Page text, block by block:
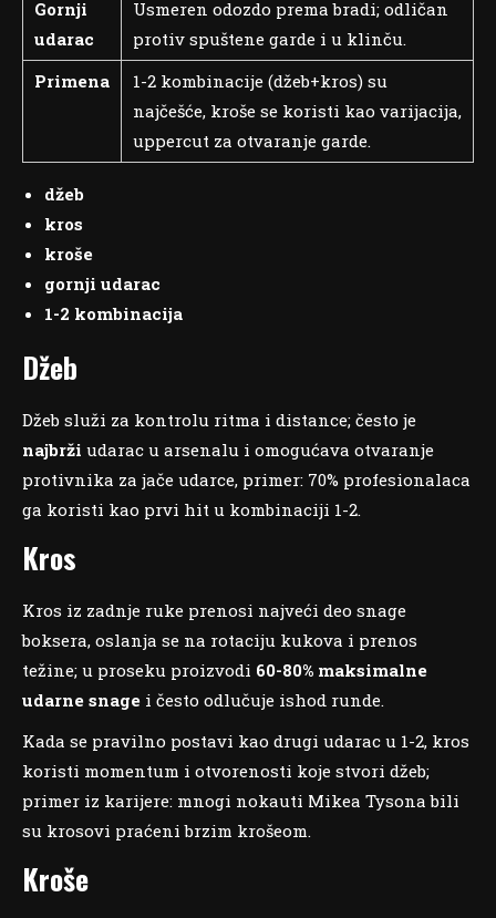
Gornji
udarac
Usmeren odozdo prema bradi; odličan
protiv spuštene garde i u klinču.
Primena
1-2 kombinacije (džeb+kros) su
najčešće, kroše se koristi kao varijacija,
uppercut za otvaranje garde.
džeb
kros
kroše
gornji udarac
1-2 kombinacija
Džeb
Džeb služi za kontrolu ritma i distance; često je
najbrži udarac u arsenalu i omogućava otvaranje
protivnika za jače udarce, primer: 70% profesionalaca
ga koristi kao prvi hit u kombinaciji 1-2.
Kros
Kros iz zadnje ruke prenosi najveći deo snage
boksera, oslanja se na rotaciju kukova i prenos
težine; u proseku proizvodi 60-80% maksimalne
udarne snage i često odlučuje ishod runde.
Kada se pravilno postavi kao drugi udarac u 1-2, kros
koristi momentum i otvorenosti koje stvori džeb;
primer iz karijere: mnogi nokauti Mikea Tysona bili
su krosovi praćeni brzim krošeom.
Kroše